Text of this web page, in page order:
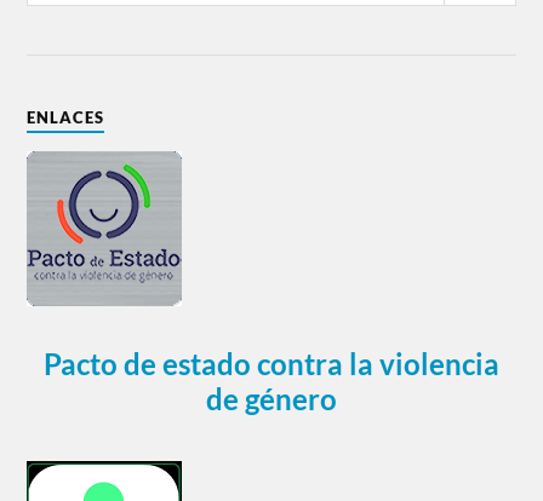
ENLACES
Pacto de estado contra la violencia
de género